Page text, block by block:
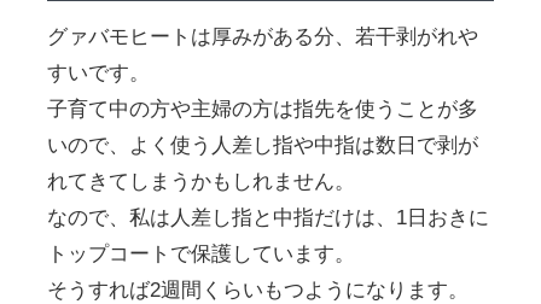
グァバモヒートは厚みがある分、若干剥がれや
すいです。
子育て中の方や主婦の方は指先を使うことが多
いので、よく使う人差し指や中指は数日で剥が
れてきてしまうかもしれません。
なので、私は人差し指と中指だけは、1日おきに
トップコートで保護しています。
そうすれば2週間くらいもつようになります。